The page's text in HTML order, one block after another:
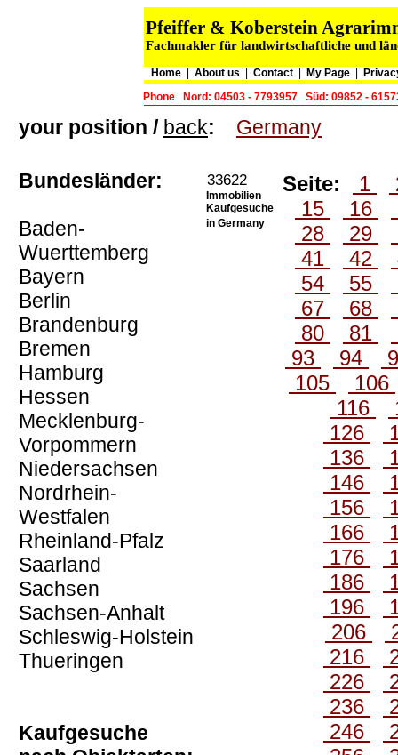
Pfeiffer & Koberstein
Fachmakler für landwirtschaftliche und
Home |About us |Contact My Page
Phone
Nord: 04503 - 7793957 Süd: 09852 -
your position / back: Germany
Bundesländer:
Baden-
Wuerttemberg
Bayern
Berlin
Brandenburg
Bremen
Hamburg
Hessen
Mecklenburg-
Vorpommern
Niedersachsen
Nordrhein-
Westfalen
Rheinland-Pfalz
Saarland
Sachsen
Sachsen-Anhalt
Schleswig-Holstein
Thueringen
Kaufgesuche
33622
Immobilien
Kaufgesuche
in Germany
Seite: 1
15
16
28
29
41
42
54
55
67
68
80
81
93
94
105
106
116
126
136
146
156
166
176
186
196
206
216
226
236
246